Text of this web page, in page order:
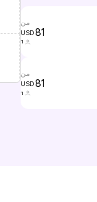
من
81
USD
1
من
81
USD
1